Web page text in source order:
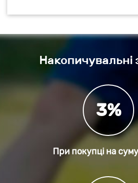
Накопичувальні
3%
При покупці на суму